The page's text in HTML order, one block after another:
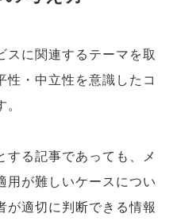
スに関連するテーマを取
性・中立性を意識したコ
する記事であっても、メ
用が難しいケースについ
が適切に判断できる情報